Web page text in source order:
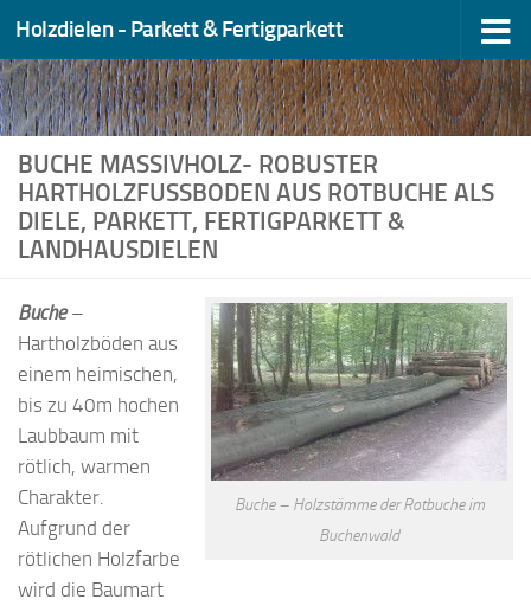
Zum Inhalt springen
Holzdielen - Parkett & Fertigparkett
BUCHE MASSIVHOLZ- ROBUSTER
HARTHOLZFUSSBODEN AUS ROTBUCHE ALS D
IELE, PARKETT, FERTIGPARKETT & L
ANDHAUSDIELEN
Buche – Holzstämme der Rotbuche im
Buchenwald
Buche –
Hartholzböden aus
einem heimischen,
bis zu 40m hochen
Laubbaum mit
rötlich, warmen
Charakter.
Aufgrund der
rötlichen Holzfarbe
wird die Baumart